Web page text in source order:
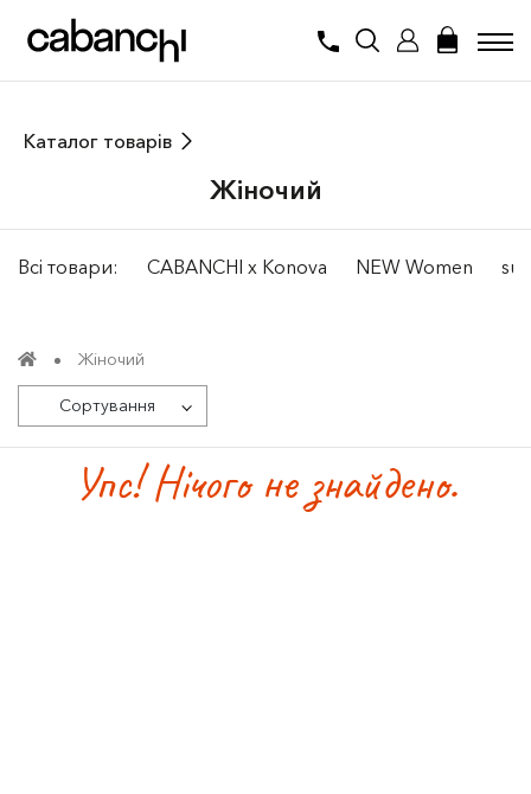
Каталог товарів
Жiночий
Всі товари: CABANCHI x Konova NEW Women
Жiночий
Сортування
Упс! Нічого не знайдено.